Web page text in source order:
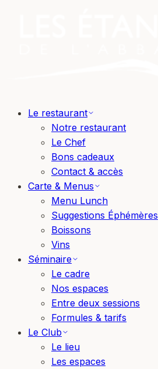
Le restaurant
Notre restaurant
Le Chef
Bons cadeaux
Contact & accès
Carte & Menus
Menu Lunch
Suggestions Éphémères
Boissons
Vins
Séminaire
Le cadre
Nos espaces
Entre deux sessions
Formules & tarifs
Le Club
Le lieu
Les espaces